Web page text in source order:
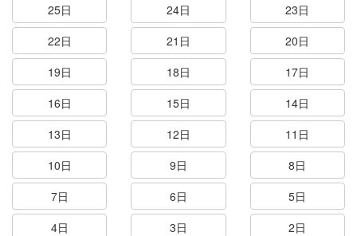
25日
24日
23日
22日
21日
20日
19日
18日
17日
16日
15日
14日
13日
12日
11日
10日
9日
8日
7日
6日
5日
4日
3日
2日